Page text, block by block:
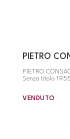
PIETRO
PIETRO
Senza titolo
VENDUTO